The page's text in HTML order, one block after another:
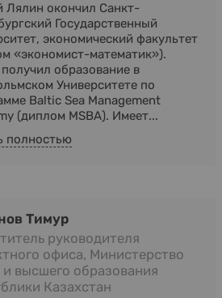
Лялин окончил Санкт-
Государственный
экономический факультет
«экономист-математик»).
образование в
Университете по
Baltic Sea Management
(диплом MSBA). Имеет...
полностью
Тимур
руководителя
офиса, Министерство
и высшего образования
Казахстан